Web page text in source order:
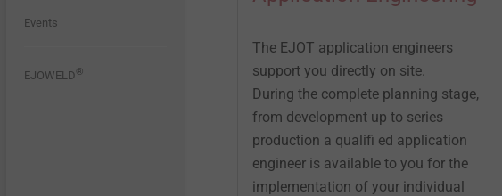
design
Headlamp adjustment
szellőztetett homlokzatok
Events
EJOWELD ®
EJOWELD
Történet
A minőség összeköt
The EJOT application engineers
support you directly on site.
During the complete planning stage,
from development up to series
production a qualifi ed application
engineer is available to you for the
implementation of your individual